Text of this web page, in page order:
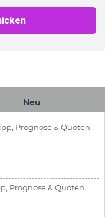
Neu
Prognose & Quoten
Prognose & Quoten